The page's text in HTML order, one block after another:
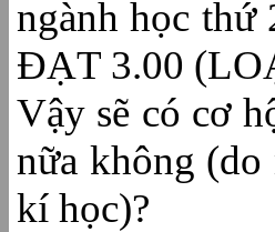
ngành học
ĐẠT 3.00
Vậy sẽ có cơ
nữa không (do
kí học)?